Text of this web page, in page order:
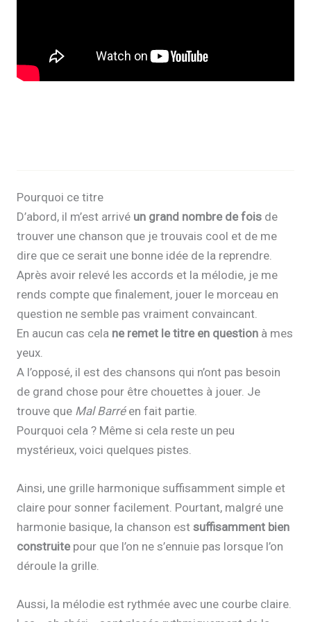
Pourquoi ce titre
D’abord, il m’est arrivé un grand nombre de fois de
trouver une chanson que je trouvais cool et de me
dire que ce serait une bonne idée de la reprendre.
Après avoir relevé les accords et la mélodie, je me
rends compte que finalement, jouer le morceau en
question ne semble pas vraiment convaincant.
En aucun cas cela ne remet le titre en question à mes
yeux.
A l’opposé, il est des chansons qui n’ont pas besoin
de grand chose pour être chouettes à jouer. Je
trouve que Mal Barréen fait partie.
Pourquoi cela ? Même si cela reste un peu
mystérieux, voici quelques pistes.
Ainsi, une grille harmonique suffisamment simple et
claire pour sonner facilement. Pourtant, malgré une
harmonie basique, la chanson est suffisamment bien
construitepour que l’on ne s’ennuie pas lorsque l’on
déroule la grille.
Aussi, la mélodie est rythmée avec une courbe claire.